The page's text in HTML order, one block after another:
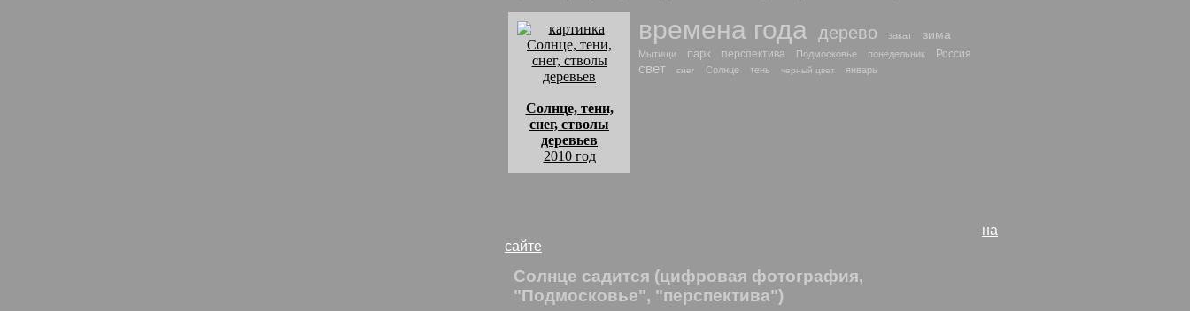
Солнце, тени,
снег, стволы
деревьев
2010 год
времена года дерево закат зима
Мытищи парк перспектива Подмосковье понедельник Россия
свет снег Солнце тень черный цвет январь
на
сайте
Солнце садится (цифровая фотография,
"Подмосковье", "перспектива")